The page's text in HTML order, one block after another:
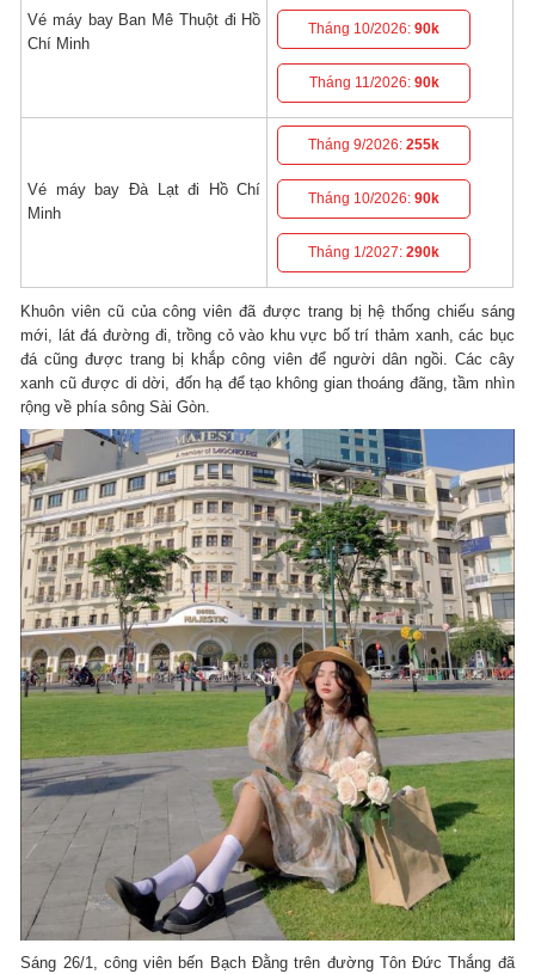
Vé máy bay Ban Mê Thuột đi Hồ
Chí Minh
Tháng 10/2026:90k
Tháng 11/2026: 90k
Vé máy bay Đà Lạt đi Hồ Chí
Minh
Tháng 9/2026:255k
Tháng 10/2026:90k
Tháng 1/2027:290k
Khuôn viên cũ của công viên đã được trang bị hệ thống chiếu sáng
mới, lát đá đường đi, trồng cỏ vào khu vực bố trí thảm xanh, các bục
đá cũng được trang bị khắp công viên để người dân ngồi. Các cây
xanh cũ được di dời, đốn hạ để tạo không gian thoáng đãng, tầm nhìn
rộng về phía sông Sài Gòn.
Sáng 26/1, công viên bến Bạch Đằng trên đường Tôn Đức Thắng đã